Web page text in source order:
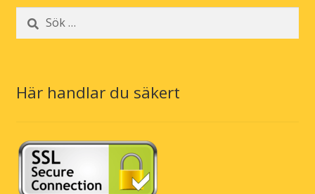
Sök
efter:
Här handlar du säkert